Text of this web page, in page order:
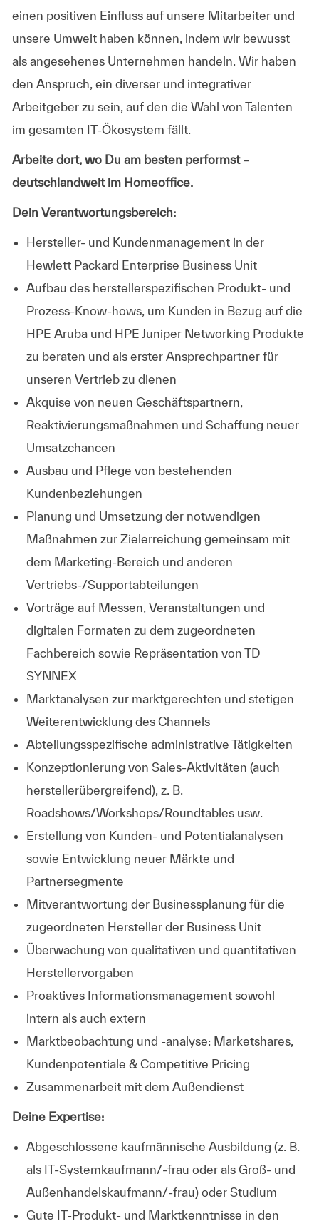
einen positiven Einfluss auf unsere Mitarbeiter und
unsere Umwelt haben können, indem wir bewusst
als angesehenes Unternehmen handeln. Wir haben
den Anspruch, ein diverser und integrativer
Arbeitgeber zu sein, auf den die Wahl von Talenten
im gesamten IT-Ökosystem fällt.
Arbeite dort, wo Du am besten performst –
deutschlandweit im Homeoffice.
Dein Verantwortungsbereich:
Hersteller- und Kundenmanagement in der
Hewlett Packard Enterprise Business Unit
Aufbau des herstellerspezifischen Produkt- und
Prozess-Know-hows, um Kunden in Bezug auf die
HPE Aruba und HPE Juniper Networking Produkte
zu beraten und als erster Ansprechpartner für
unseren Vertrieb zu dienen
Akquise von neuen Geschäftspartnern,
Reaktivierungsmaßnahmen und Schaffung neuer
Umsatzchancen
Ausbau und Pflege von bestehenden
Kundenbeziehungen
Planung und Umsetzung der notwendigen
Maßnahmen zur Zielerreichung gemeinsam mit
dem Marketing-Bereich und anderen
Vertriebs-/Supportabteilungen
Vorträge auf Messen, Veranstaltungen und
digitalen Formaten zu dem zugeordneten
Fachbereich sowie Repräsentation von TD
SYNNEX
Marktanalysen zur marktgerechten und stetigen
Weiterentwicklung des Channels
Abteilungsspezifische administrative Tätigkeiten
Konzeptionierung von Sales-Aktivitäten (auch
herstellerübergreifend), z. B.
Roadshows/Workshops/Roundtables usw.
Erstellung von Kunden- und Potentialanalysen
sowie Entwicklung neuer Märkte und
Partnersegmente
Mitverantwortung der Businessplanung für die
zugeordneten Hersteller der Business Unit
Überwachung von qualitativen und quantitativen
Herstellervorgaben
Proaktives Informationsmanagement sowohl
intern als auch extern
Marktbeobachtung und -analyse: Marketshares,
Kundenpotentiale & Competitive Pricing
Zusammenarbeit mit dem Außendienst
Deine Expertise:
Abgeschlossene kaufmännische Ausbildung (z. B.
als IT-Systemkaufmann/-frau oder als Groß- und
Außenhandelskaufmann/-frau) oder Studium
Gute IT‑Produkt- und Marktkenntnisse in den